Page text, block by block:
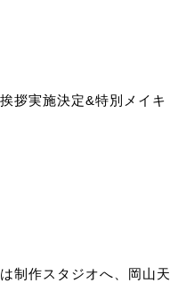
拶実施決定&特別メイキ
制作スタジオへ、岡山天